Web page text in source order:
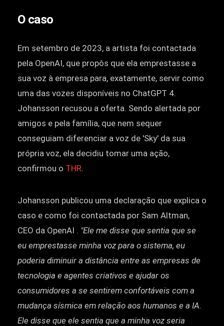
O caso
Em setembro de 2023, a artista foi contactada
pela OpenAI, que propôs que ela emprestasse a
sua voz à empresa para, exatamente, servir como
uma das vozes disponíveis no ChatGPT 4.
Johansson recusou a oferta. Sendo alertada por
amigos e pela família, que nem sequer
conseguiam diferenciar a voz de 'Sky' da sua
própria voz, ela decidiu tomar uma ação,
confirmou o THR.
Johansson publicou uma declaração que explica o
caso e como foi contactada por Sam Altman,
CEO da OpenAI . "Ele me disse que sentia que se
eu emprestasse minha voz para o sistema, eu
poderia diminuir a distância entre as empresas de
tecnologia e agentes criativos e ajudar os
consumidores a se sentirem confortáveis com a
mudança sísmica em relação aos humanos e a IA.
Ele disse que ele sentia que a minha voz seria